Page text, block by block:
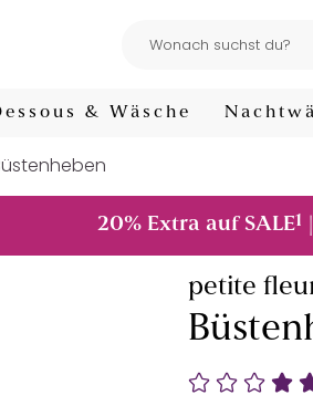
& Wäsche
20% Extra auf SALE1
petite